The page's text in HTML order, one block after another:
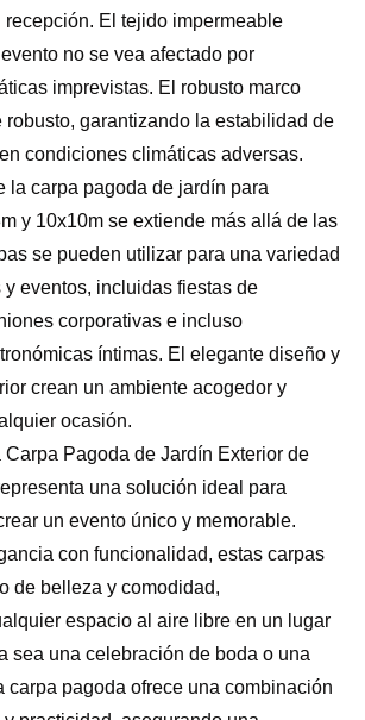
El tejido impermeable
no se vea afectado por
imprevistas. El robusto marco
robusto, garantizando la estabilidad de
condiciones climáticas adversas.
la carpa pagoda de jardín para
y 10x10m se extiende más allá de las
se pueden utilizar para una variedad
eventos, incluidas fiestas de
corporativas e incluso
íntimas. El elegante diseño y
crean un ambiente acogedor y
ocasión.
Carpa Pagoda de Jardín Exterior de
una solución ideal para
un evento único y memorable.
con funcionalidad, estas carpas
de belleza y comodidad,
espacio al aire libre en un lugar
sea una celebración de boda o una
carpa pagoda ofrece una combinación